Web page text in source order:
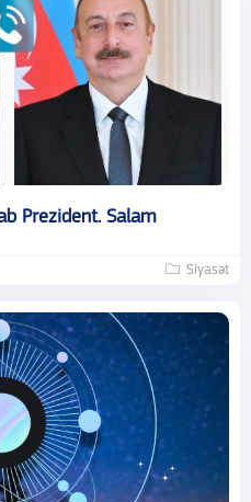
Prezident. Salam
Siyasət